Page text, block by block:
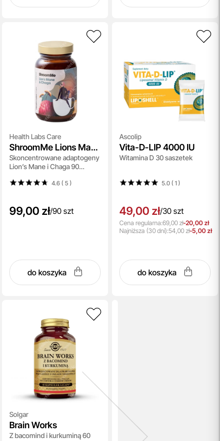
Health Labs Care
ShroomMe Lions Mane
and Chaga
Skoncentrowane adaptogeny
Lion’s Mane i Chaga 90
4.6 ( 5)
99,00 zł/90 szt
do koszyka
Ascolip
Vita-D-LIP 4000 IU
Witamina D 30 saszetek
5.0 ( 1)
49,00 zł/30 szt
Cena regularna:69,00 zł-20,00 zł
Najniższa (30 dni):54,00 zł-5,00 zł
do koszyka
Solgar
Brain Works
Z bacomind i kurkuminą 60